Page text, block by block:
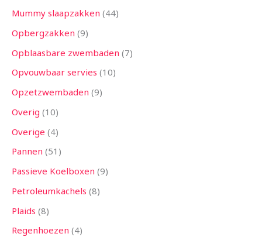
Mummy slaapzakken 44
Opbergzakken 9
Opblaasbare zwembaden 7
Opvouwbaar servies 10
Opzetzwembaden 9
Overig 10
Overige 4
Pannen 51
Passieve Koelboxen 9
Petroleumkachels 8
Plaids 8
Regenhoezen 4